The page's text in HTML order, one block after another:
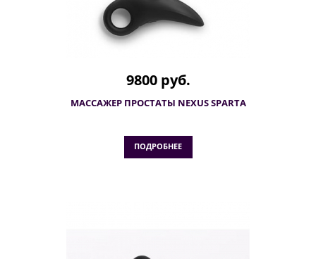
9800 руб.
МАССАЖЕР ПРОСТАТЫ NEXUS SPARTA
ПОДРОБНЕЕ